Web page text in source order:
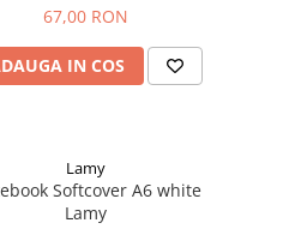
67,00 RON
IN COS
Lamy
Softcover A6 white
Lamy